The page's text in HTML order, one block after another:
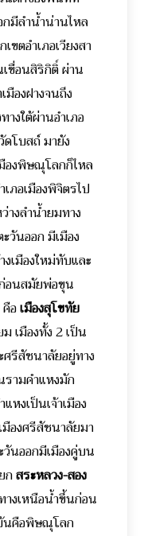
มีลำน้ำน่านไหล
ขตอำเภอเวียงสา
เขื่อนสิริกิติ์ ผ่าน
มืองฝางจนถึง
างใต้ผ่านอำเภอ
ดโบสถ์ มายัง
องพิษณุโลกก็ไหล
ภอเมืองพิจิตรไป
งลำน้ำยมทาง
วันออก มีเมือง
เมืองใหม่ทับและ
อนสมัยพ่อขุน
อเมืองสุโขทัย
เมืองทั้ง 2 เป็น
ศรีสัชนาลัยอยู่ทาง
ามคำแหงมัก
หงเป็นเจ้าเมือง
องศรีสัชนาลัยมา
นออกมีเมืองคู่บน
กสระหลวง-สอง
างเหนือน้ำขึ้นก่อน
นคือพิษณุโลก